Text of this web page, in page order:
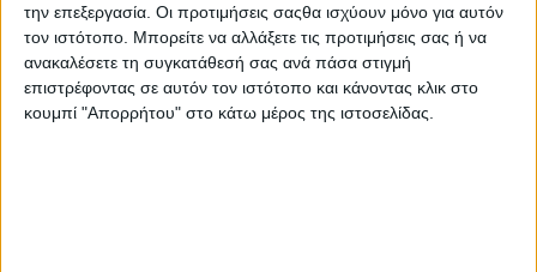
την επεξεργασία. Οι προτιμήσεις σαςθα ισχύουν μόνο για αυτόν
τον ιστότοπο. Μπορείτε να αλλάξετε τις προτιμήσεις σας ή να
ανακαλέσετε τη συγκατάθεσή σας ανά πάσα στιγμή
επιστρέφοντας σε αυτόν τον ιστότοπο και κάνοντας κλικ στο
κουμπί "Απορρήτου" στο κάτω μέρος της ιστοσελίδας.
στο ακριτικό νησί της καρδιάς μας